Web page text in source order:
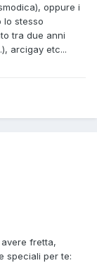
oppure i
lo stesso
tra due anni
arcigay etc...
fretta,
speciali per te: